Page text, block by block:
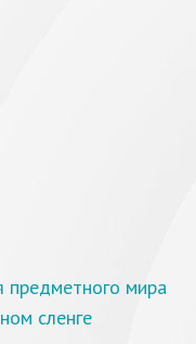
предметного мира
сленге